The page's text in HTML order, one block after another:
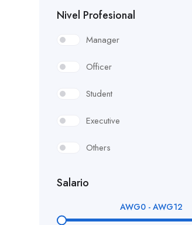
Nivel Profesional
Manager
Officer
Student
Executive
Others
Salario
AWG0 - AWG12